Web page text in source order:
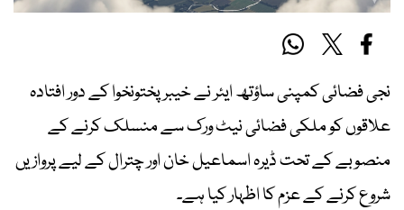
نجی فضائی کمپنی ساؤتھ ایئر نے خیبرپختونخوا کے دور افتادہ
علاقوں کو ملکی فضائی نیٹ ورک سے منسلک کرنے کے
منصوبے کے تحت ڈیرہ اسماعیل خان اور چترال کے لیے پروازیں
شروع کرنے کے عزم کا اظہار کیا ہے۔